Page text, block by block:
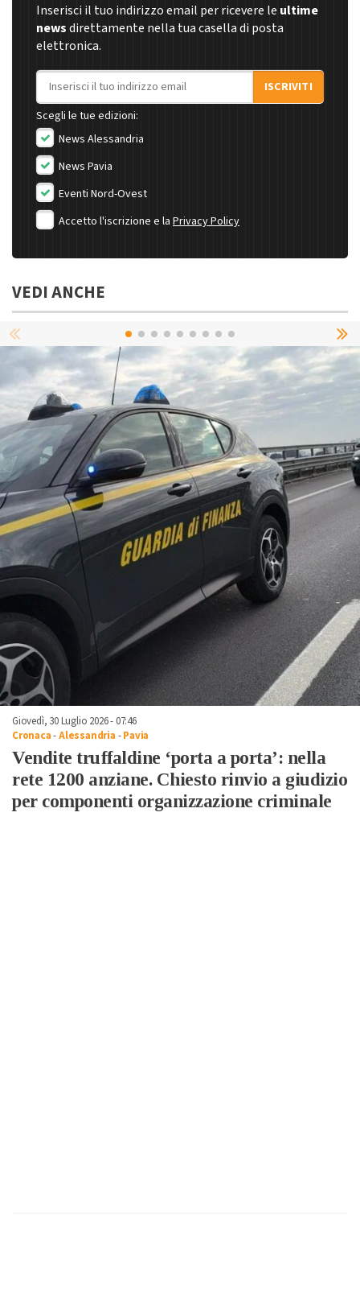
Inserisci il tuo indirizzo email per ricevere le ultime
newsdirettamente nella tua casella di posta
elettronica.
Indirizzo email
ISCRIVITI
Scegli le tue edizioni:
News Alessandria
News Pavia
Eventi Nord-Ovest
Accetto l'iscrizione e la Privacy Policy
VEDI ANCHE
Giovedì, 30 Luglio 2026 - 07:46
Cronaca-Alessandria -Pavia
Vendite truffaldine ‘porta a porta’: nella
rete 1200 anziane. Chiesto rinvio a giudizio
per componenti organizzazione criminale